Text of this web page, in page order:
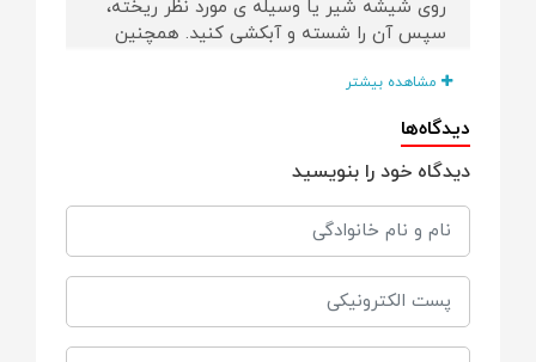
روی شیشه شیر یا وسیله ی مورد نظر ریخته،
سپس آن را شسته و آبکشی کنید. همچنین
و وسیله ی مورد نظر را با آن تمیز کنید و بعد
آبکشی کنید.
در روش غیر مستقیم، دو قاشق غذاخوری از
مایع را در 2 لیتر آب ریخته، شیشه شیر،
پستانک، و دیگر لوازم نوزاد را داخل آن خیس
دهید و سپس با آب آبکشی کنید.
ویژگی ها
مشاهده بیشتر
دیدگاه‌ها
دیدگاه خود را بنویسید